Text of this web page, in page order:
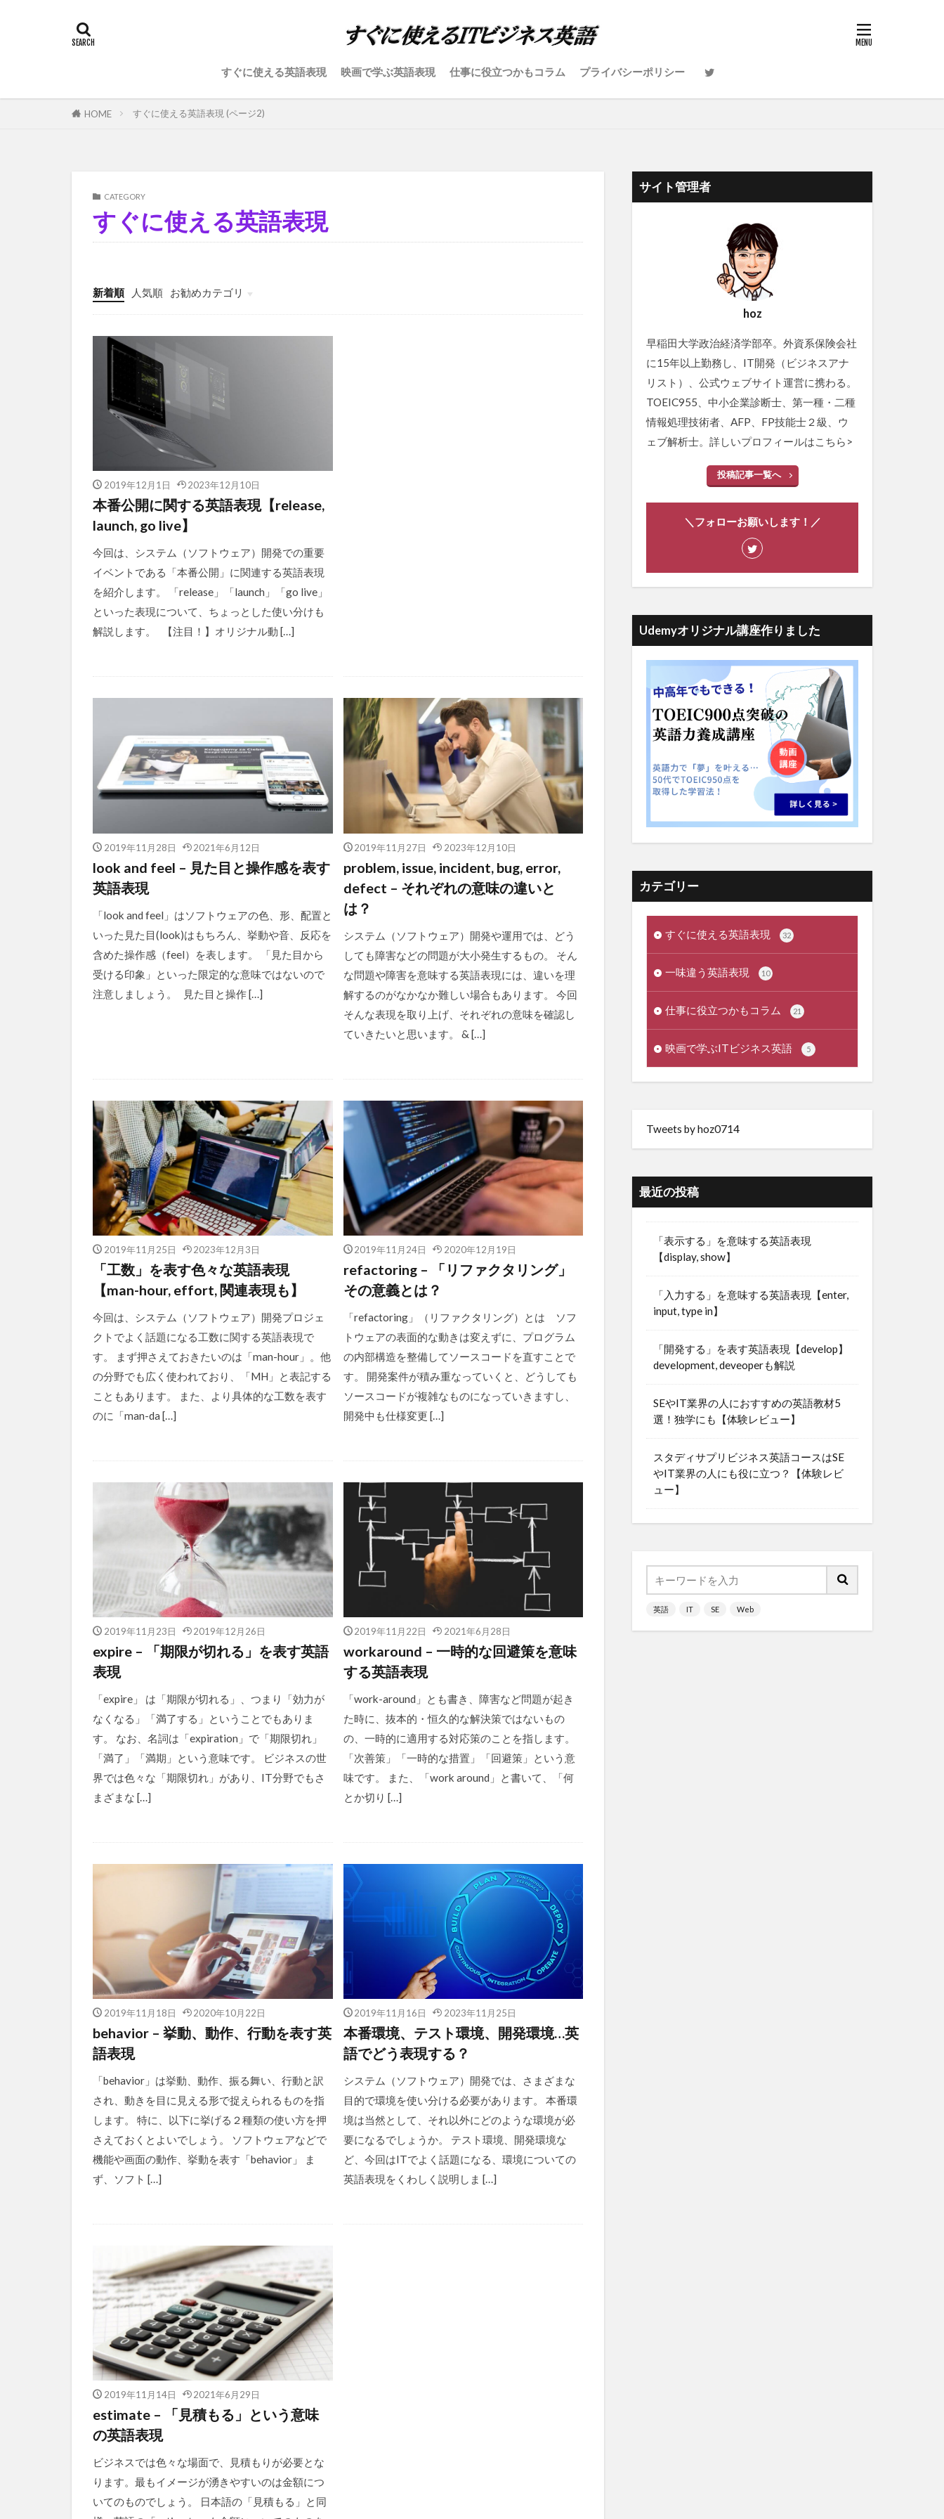
すぐに使える英語表現 映画で学ぶ英語表現 仕事に役立つかもコラム プライバシーポリシー
HOME すぐに使える英語表現 (ページ2)
CATEGORY
すぐに使える英語表現
新着順 人気順
お勧めカテゴリ
未分類
2019年12月1日 2023年12月10日
本番公開に関する英語表現【release,
launch, go live】
今回は、システム（ソフトウェア）開発での重要
イベントである「本番公開」に関連する英語表現
を紹介します。 「release」「launch」「go live」
といった表現について、ちょっとした使い分けも
解説します。 【注目！】オリジナル動 […]
2019年11月28日 2021年6月12日
look and feel – 見た目と操作感を表す
英語表現
「look and feel」はソフトウェアの色、形、配置と
いった見た目(look)はもちろん、挙動や音、反応を
含めた操作感（feel）を表します。 「見た目から
受ける印象」といった限定的な意味ではないので
注意しましょう。 見た目と操作 […]
2019年11月27日 2023年12月10日
problem, issue, incident, bug, error,
defect – それぞれの意味の違いと
は？
システム（ソフトウェア）開発や運用では、どう
しても障害などの問題が大小発生するもの。 そん
な問題や障害を意味する英語表現には、違いを理
解するのがなかなか難しい場合もあります。 今回
そんな表現を取り上げ、それぞれの意味を確認し
ていきたいと思います。 & […]
2019年11月25日 2023年12月3日
「工数」を表す色々な英語表現
【man-hour, effort, 関連表現も】
今回は、システム（ソフトウェア）開発プロジェ
クトでよく話題になる工数に関する英語表現で
す。 まず押さえておきたいのは「man-hour」。他
の分野でも広く使われており、「MH」と表記する
こともあります。 また、より具体的な工数を表す
のに「man-da […]
2019年11月24日 2020年12月19日
refactoring – 「リファクタリング」
その意義とは？
「refactoring」（リファクタリング）とは ソフ
トウェアの表面的な動きは変えずに、プログラム
の内部構造を整備してソースコードを直すことで
す。 開発案件が積み重なっていくと、どうしても
ソースコードが複雑なものになっていきますし、
開発中も仕様変更 […]
2019年11月23日 2019年12月26日
expire – 「期限が切れる」を表す英語
表現
「expire」 は「期限が切れる」、つまり「効力が
なくなる」「満了する」ということでもありま
す。 なお、名詞は「expiration」で「期限切れ」
「満了」「満期」という意味です。 ビジネスの世
界では色々な「期限切れ」があり、IT分野でもさ
まざまな […]
2019年11月22日 2021年6月28日
workaround – 一時的な回避策を意味
する英語表現
「work-around」とも書き、障害など問題が起き
た時に、抜本的・恒久的な解決策ではないもの
の、一時的に適用する対応策のことを指します。
「次善策」「一時的な措置」「回避策」という意
味です。 また、「work around」と書いて、「何
とか切り […]
2019年11月18日 2020年10月22日
behavior – 挙動、動作、行動を表す英
語表現
「behavior」は挙動、動作、振る舞い、行動と訳
され、動きを目に見える形で捉えられるものを指
します。 特に、以下に挙げる２種類の使い方を押
さえておくとよいでしょう。 ソフトウェアなどで
機能や画面の動作、挙動を表す「behavior」 ま
ず、ソフト […]
2019年11月16日 2023年11月25日
本番環境、テスト環境、開発環境…英
語でどう表現する？
システム（ソフトウェア）開発では、さまざまな
目的で環境を使い分ける必要があります。 本番環
境は当然として、それ以外にどのような環境が必
要になるでしょうか。 テスト環境、開発環境な
ど、今回はITでよく話題になる、環境についての
英語表現をくわしく説明しま […]
2019年11月14日 2021年6月29日
estimate – 「見積もる」という意味
の英語表現
ビジネスでは色々な場面で、見積もりが必要とな
ります。最もイメージが湧きやすいのは金額につ
いてのものでしょう。 日本語の「見積もる」と同
サイト管理者
hoz
早稲田大学政治経済学部卒。外資系保険会社
に15年以上勤務し、IT開発（ビジネスアナ
リスト）、公式ウェブサイト運営に携わる。
TOEIC955、中小企業診断士、第一種・二種
情報処理技術者、AFP、FP技能士２級、ウ
ェブ解析士。詳しいプロフィールはこちら>
投稿記事一覧へ
＼フォローお願いします！／
Udemyオリジナル講座作りました
カテゴリー
すぐに使える英語表現 32
一味違う英語表現 10
仕事に役立つかもコラム 21
映画で学ぶITビジネス英語 5
Tweets by hoz0714
最近の投稿
「表示する」を意味する英語表現
【display, show】
「入力する」を意味する英語表現【enter,
input, type in】
「開発する」を表す英語表現【develop】
development, deveoperも解説
SEやIT業界の人におすすめの英語教材5
選！独学にも【体験レビュー】
スタディサプリビジネス英語コースはSE
やIT業界の人にも役に立つ？【体験レビ
ュー】
英語 IT SE Web